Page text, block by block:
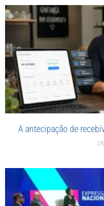
A antecipação de